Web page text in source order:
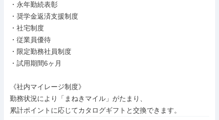
・永年勤続表彰
・奨学金返済支援制度
・社宅制度
・従業員優待
・限定勤務社員制度
・試用期間6ヶ月
《社内マイレージ制度》
勤務状況により「まねきマイル」がたまり、
累計ポイントに応じてカタログギフトと交換できます。